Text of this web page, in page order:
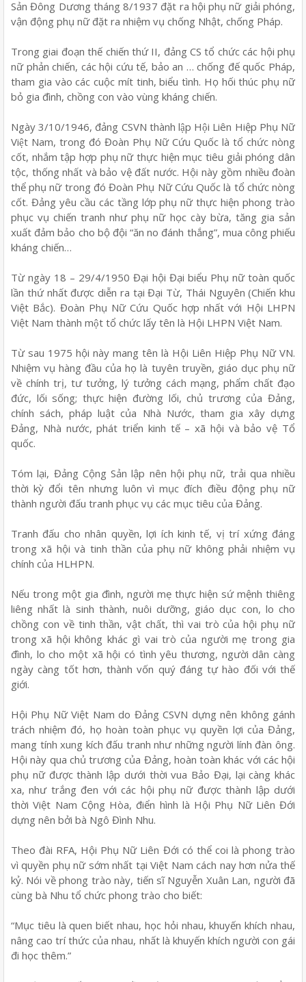
Sản Đông Dương tháng 8/1937 đặt ra hội phụ nữ giải phóng,
vận động phụ nữ đặt ra nhiệm vụ chống Nhật, chống Pháp.
Trong giai đoạn thế chiến thứ II, đảng CS tổ chức các hội phụ
nữ phản chiến, các hội cứu tế, bảo an … chống đế quốc Pháp,
tham gia vào các cuộc mít tinh, biểu tình. Họ hối thúc phụ nữ
bỏ gia đình, chồng con vào vùng kháng chiến.
Ngày 3/10/1946, đảng CSVN thành lập Hội Liên Hiệp Phụ Nữ
Việt Nam, trong đó Đoàn Phụ Nữ Cứu Quốc là tổ chức nòng
cốt, nhắm tập hợp phụ nữ thực hiện mục tiêu giải phóng dân
tộc, thống nhất và bảo vệ đất nước. Hội này gồm nhiều đoàn
thể phụ nữ trong đó Đoàn Phụ Nữ Cứu Quốc là tổ chức nòng
cốt. Đảng yêu cầu các tầng lớp phụ nữ thực hiện phong trào
phục vụ chiến tranh như phụ nữ học cày bừa, tăng gia sản
xuất đảm bảo cho bộ đội “ăn no đánh thắng”, mua công phiếu
kháng chiến…
Từ ngày 18 – 29/4/1950 Đại hội Đại biểu Phụ nữ toàn quốc
lần thứ nhất được diễn ra tại Đại Từ, Thái Nguyên (Chiến khu
Việt Bắc). Đoàn Phụ Nữ Cứu Quốc hợp nhất với Hội LHPN
Việt Nam thành một tổ chức lấy tên là Hội LHPN Việt Nam.
Từ sau 1975 hội này mang tên là Hội Liên Hiệp Phụ Nữ VN.
Nhiệm vụ hàng đầu của họ là tuyên truyền, giáo dục phụ nữ
về chính trị, tư tưởng, lý tưởng cách mạng, phẩm chất đạo
đức, lối sống; thực hiện đường lối, chủ trương của Đảng,
chính sách, pháp luật của Nhà Nước, tham gia xây dựng
Đảng, Nhà nước, phát triển kinh tế – xã hội và bảo vệ Tổ
quốc.
Tóm lại, Đảng Cộng Sản lập nên hội phụ nữ, trải qua nhiều
thời kỳ đổi tên nhưng luôn vì mục đích điều động phụ nữ
thành người đấu tranh phục vụ các mục tiêu của Đảng.
Tranh đấu cho nhân quyền, lợi ích kinh tế, vị trí xứng đáng
trong xã hội và tinh thần của phụ nữ không phải nhiệm vụ
chính của HLHPN.
Nếu trong một gia đình, người mẹ thực hiện sứ mệnh thiêng
liêng nhất là sinh thành, nuôi dưỡng, giáo dục con, lo cho
chồng con về tinh thần, vật chất, thì vai trò của hội phụ nữ
trong xã hội không khác gì vai trò của người mẹ trong gia
đình, lo cho một xã hội có tình yêu thương, người dân càng
ngày càng tốt hơn, thành vốn quý đáng tự hào đối với thế
giới.
Hội Phụ Nữ Việt Nam do Đảng CSVN dựng nên không gánh
trách nhiệm đó, họ hoàn toàn phục vụ quyền lợi của Đảng,
mang tính xung kích đấu tranh như những người lính đàn ông.
Hội này qua chủ trương của Đảng, hoàn toàn khác với các hội
phụ nữ được thành lập dưới thời vua Bảo Đại, lại càng khác
xa, như trắng đen với các hội phụ nữ được thành lập dưới
thời Việt Nam Cộng Hòa, điển hình là Hội Phụ Nữ Liên Đới
dựng nên bởi bà Ngô Đình Nhu.
Theo đài RFA, Hội Phụ Nữ Liên Đới có thể coi là phong trào
vì quyền phụ nữ sớm nhất tại Việt Nam cách nay hơn nửa thế
kỷ. Nói về phong trào này, tiến sĩ Nguyễn Xuân Lan, người đã
cùng bà Nhu tổ chức phong trào cho biết:
“Mục tiêu là quen biết nhau, học hỏi nhau, khuyến khích nhau,
nâng cao trí thức của nhau, nhất là khuyến khích người con gái
đi học thêm.”